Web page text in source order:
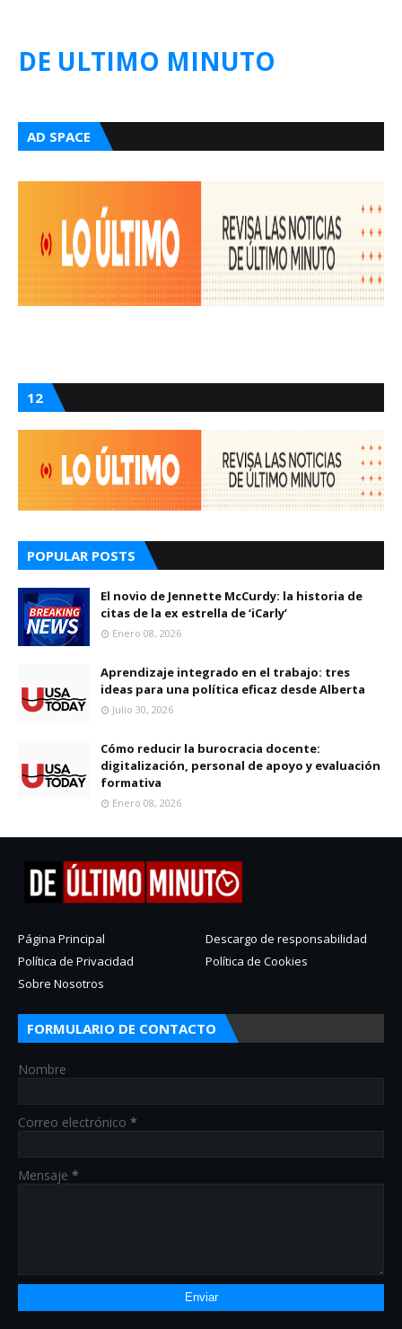
DE ULTIMO MINUTO
AD SPACE
12
POPULAR POSTS
El novio de Jennette McCurdy: la historia de
citas de la ex estrella de ‘iCarly’
Enero 08, 2026
Aprendizaje integrado en el trabajo: tres
ideas para una política eficaz desde Alberta
Julio 30, 2026
Cómo reducir la burocracia docente:
digitalización, personal de apoyo y evaluación
formativa
Enero 08, 2026
Página Principal
Descargo de responsabilidad
Política de Privacidad
Política de Cookies
Sobre Nosotros
FORMULARIO DE CONTACTO
Nombre
Correo electrónico *
Mensaje *